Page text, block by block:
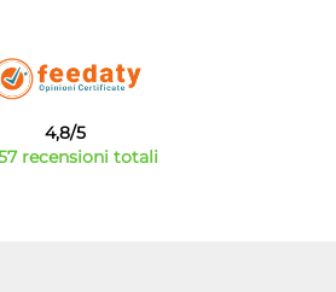
4,8/5
recensioni totali